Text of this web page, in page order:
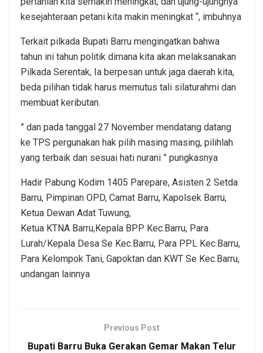
kesejahteraan petani kita makin meningkat “, imbuhnya
Terkait pilkada Bupati Barru mengingatkan bahwa
tahun ini tahun politik dimana kita akan melaksanakan
Pilkada Serentak, Ia berpesan untuk jaga daerah kita,
beda pilihan tidak harus memutus tali silaturahmi dan
membuat keributan.
” dan pada tanggal 27 November mendatang datang
ke TPS pergunakan hak pilih masing masing, pilihlah
yang terbaik dan sesuai hati nurani ” pungkasnya
Hadir Pabung Kodim 1405 Parepare, Asisten 2 Setda
Barru, Pimpinan OPD, Camat Barru, Kapolsek Barru,
Ketua Dewan Adat Tuwung,
Ketua KTNA Barru,Kepala BPP Kec.Barru, Para
Lurah/Kepala Desa Se Kec.Barru, Para PPL Kec.Barru,
Para Kelompok Tani, Gapoktan dan KWT Se Kec.Barru,
undangan lainnya
Previous Post
Bupati Barru Buka Gerakan Gemar Makan Telur